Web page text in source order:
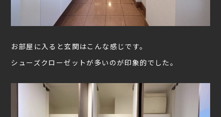
お部屋に入ると玄関はこんな感じです。
シューズクローゼットが多いのが印象的でした。